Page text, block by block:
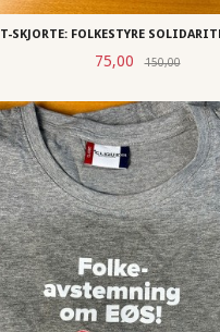
T-SKJORTE: FOLKESTYRE
Tilbud
75,00 150,00Rabatt